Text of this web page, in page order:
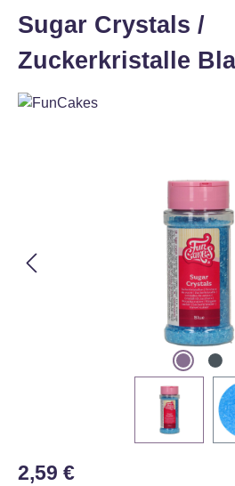
Sugar Crystals /
Zuckerkristalle
Regulärer Preis:
2,59 €